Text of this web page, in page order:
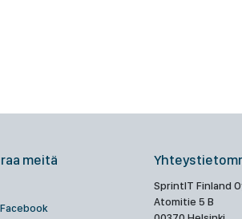
meitä
Facebook
SprintIT Finland
Atomitie 5 B